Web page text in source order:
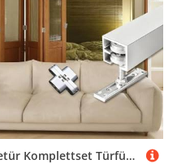
Schiebetür Komplettset Türführung für Zuhause, Obere und Untere Gleitschienenmontage, Bypass-Schiebeschiene für Falttüren, Leise/Leichtgängige Faltschiene für Raumteiler(76in/193.0cm)